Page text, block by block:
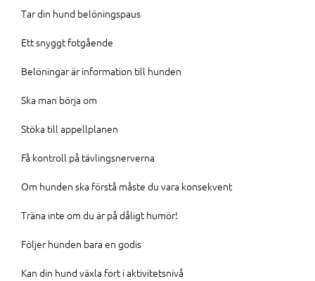
Tar din hund belöningspaus
Ett snyggt fotgående
Belöningar är information till hunden
Ska man börja om
Stöka till appellplanen
Få kontroll på tävlingsnerverna
Om hunden ska förstå måste du vara konsekvent
Träna inte om du är på dåligt humör!
Följer hunden bara en godis
Kan din hund växla fort i aktivitetsnivå